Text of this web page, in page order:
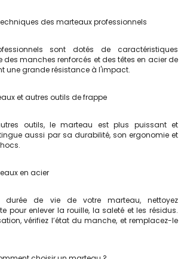
des marteaux professionnels
sont dotés de caractéristiques
des manches renforcés et des têtes en acier de
une grande résistance à l'impact.
et autres outils de frappe
outils, le marteau est plus puissant et
aussi par sa durabilité, son ergonomie et
en acier
durée de vie de votre marteau, nettoyez
pour enlever la rouille, la saleté et les résidus.
vérifiez l’état du manche, et remplacez-le